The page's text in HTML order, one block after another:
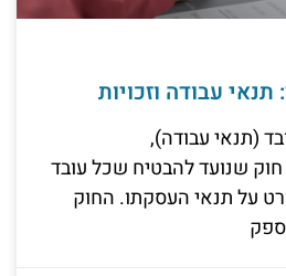
עבודה וזכויות
(תנאי עבודה),
הוא חוק שנועד להבטיח שכל עובד
על תנאי העסקתו. החוק